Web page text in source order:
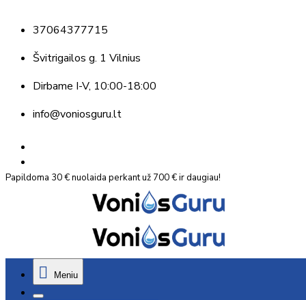
37064377715
Švitrigailos g. 1 Vilnius
Dirbame I-V, 10:00-18:00
info@voniosguru.lt
Papildoma 30 € nuolaida perkant už 700 € ir daugiau!
Meniu